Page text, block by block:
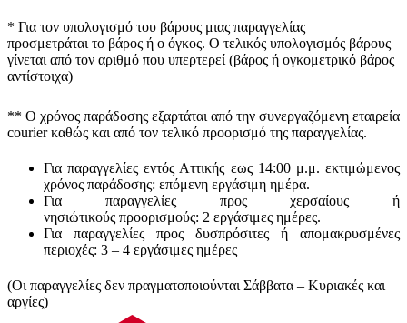
* Για τον υπολογισμό του βάρους μιας παραγγελίας
προσμετράται το βάρος ή ο όγκος. Ο τελικός υπολογισμός βάρους
γίνεται από τον αριθμό που υπερτερεί (βάρος ή ογκομετρικό βάρος
αντίστοιχα)
** Ο χρόνος παράδοσης εξαρτάται από την συνεργαζόμενη εταιρεία
courier καθώς και από τον τελικό προορισμό της παραγγελίας.
Για παραγγελίες εντός Αττικής εως 14:00 μ.μ. εκτιμώμενος
χρόνος παράδοσης: επόμενη εργάσιμη ημέρα.
Για παραγγελίες προς χερσαίους ή
νησιώτικούς προορισμούς: 2 εργάσιμες ημέρες.
Για παραγγελίες προς δυσπρόσιτες ή απομακρυσμένες
περιοχές: 3 – 4 εργάσιμες ημέρες
(Οι παραγγελίες δεν πραγματοποιούνται Σάββατα – Κυριακές και
αργίες)